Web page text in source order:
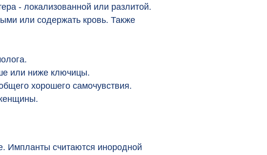
- локализованной или разлитой.
или содержать кровь. Также
или ниже ключицы.
хорошего самочувствия.
Импланты считаются инородной